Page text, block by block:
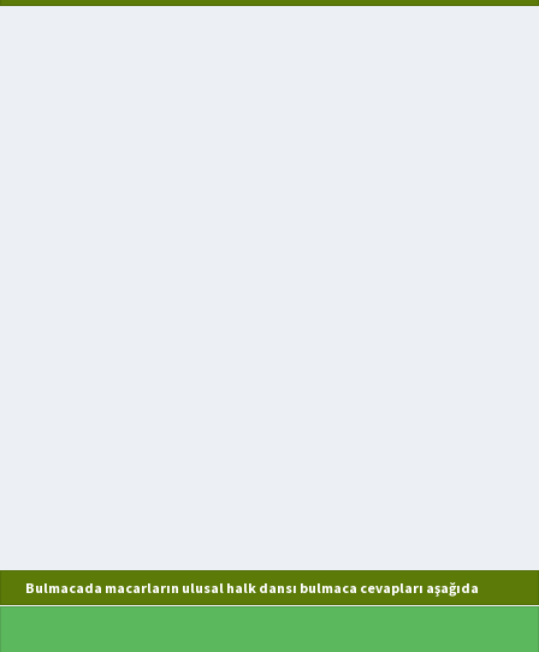
Bulmacada macarların ulusal halk dansı bulmaca cevapları aşağıda